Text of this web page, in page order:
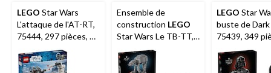
LEGO Star Wars
L'attaque de l'AT-RT,
75444, 297 pièces, 7
ans et plus
Ensemble de
construction LEGO
Star Wars Le TB-TT,
75440, 525 pièces, 18
ans et plus
LEGO Star
buste de Dark
75439, 349
ans et plus